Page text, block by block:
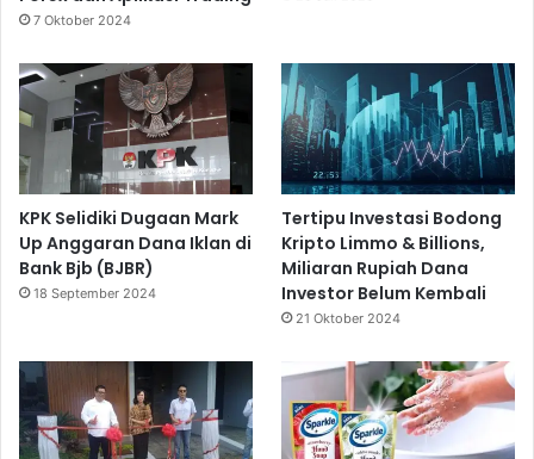
7 Oktober 2024
KPK Selidiki Dugaan Mark
Up Anggaran Dana Iklan di
Bank Bjb (BJBR)
18 September 2024
Tertipu Investasi Bodong
Kripto Limmo & Billions,
Miliaran Rupiah Dana
Investor Belum Kembali
21 Oktober 2024